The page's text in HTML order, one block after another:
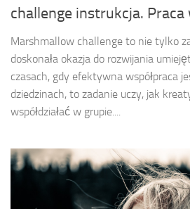
challenge instrukcja. Praca
Marshmallow challenge to nie tylko
doskonała okazja do rozwijania
czasach, gdy efektywna współpraca
dziedzinach, to zadanie uczy, jak
współdziałać w grupie....